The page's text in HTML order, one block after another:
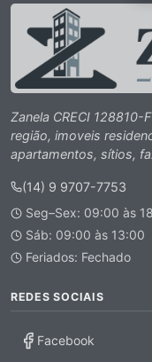
Zanela CRECI
região, imoveis
apartamentos, sítios,
(14) 9 9707-7753
Seg–Sex: 09:00 às
Sáb: 09:00 às 13:00
Feriados: Fechado
REDES SOCIAIS
Facebook